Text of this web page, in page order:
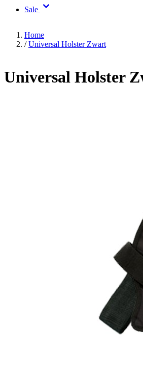
Sale
Home
/ Universal Holster Zwart
Universal Holster